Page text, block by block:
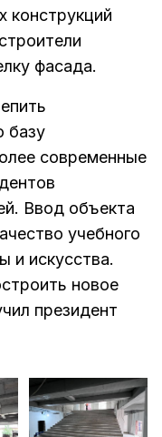
конструкций
фасада.
базу
современные
Ввод объекта
учебного
и искусства.
новое
президент